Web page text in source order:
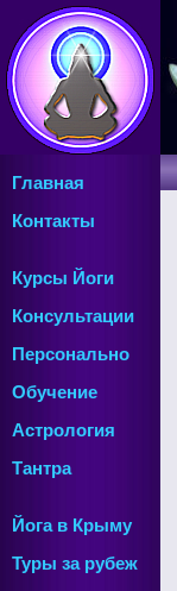
Главная
Контакты
Курсы Йоги
Консультации
Персонально
Обучение
Астрология
Тантра
Йога в Крыму
Туры за рубеж